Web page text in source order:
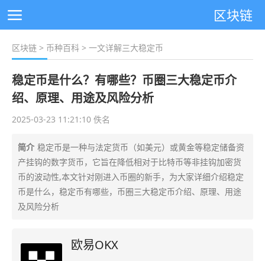
区块链
区块链 > 币种百科 > 一文详解三大稳定币
稳定币是什么？有哪些？币圈三大稳定币介
绍、原理、用途及风险分析
2025-03-23 11:21:10 佚名
简介 稳定币是一种与法定货币（如美元）或黄金等稳定储备资
产挂钩的数字货币，它旨在降低相对于比特币等非挂钩加密货
币的波动性,本文针对刚进入币圈的新手，为大家详细介绍稳定
币是什么，稳定币有哪些，币圈三大稳定币介绍、原理、用途
及风险分析
欧易OKX